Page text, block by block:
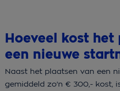
Hoeveel kost
een nieuwe
Naast het plaatsen van een
gemiddeld zo'n € 300,- kost,